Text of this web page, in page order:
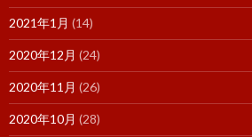
2021年1月 (14)
2020年12月 (24)
2020年11月 (26)
2020年10月 (28)